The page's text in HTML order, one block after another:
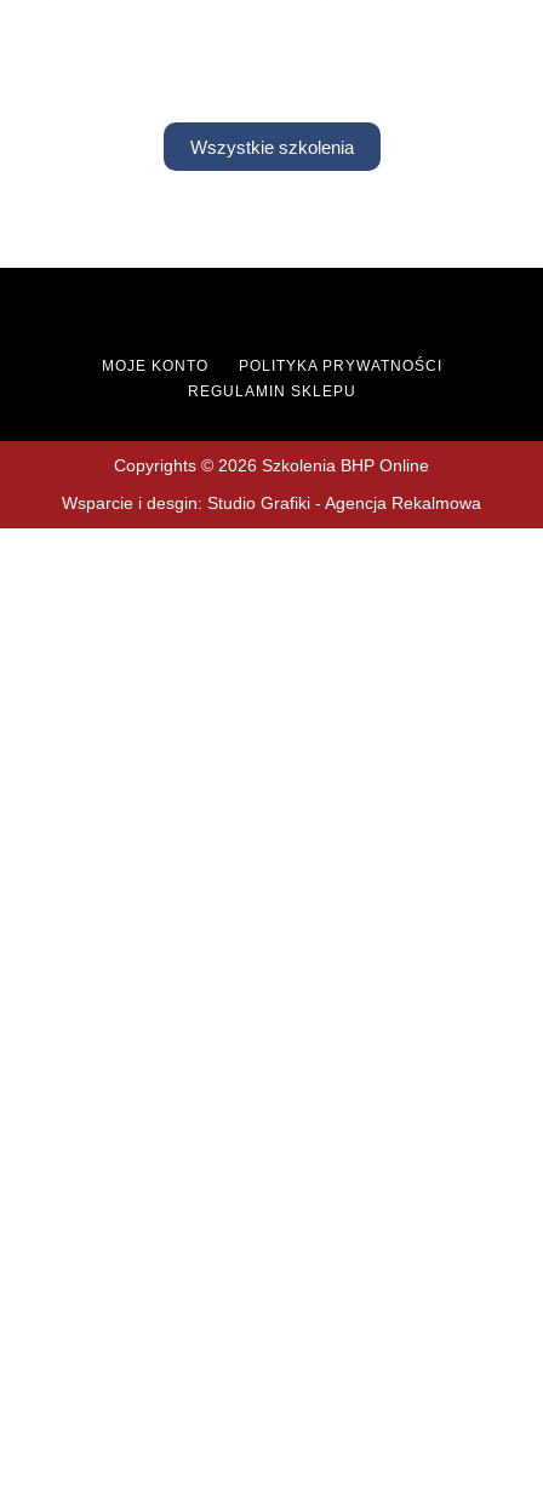
Wszystkie szkolenia
MOJE KONTO
POLITYKA PRYWATNOŚCI
REGULAMIN SKLEPU
Copyrights © 2026 Szkolenia BHP Online
Wsparcie i desgin: Studio Grafiki - Agencja Rekalmowa